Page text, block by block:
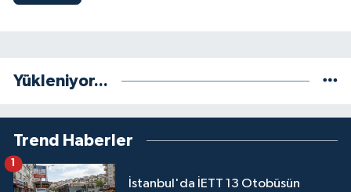
Yükleniyor...
Trend Haberler
İstanbul'da İETT 13 Otobüsün